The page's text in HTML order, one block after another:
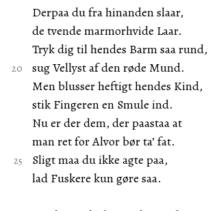
Derpaa du fra hinanden slaar,
de tvende marmorhvide Laar.
Tryk dig til hendes Barm saa rund,
sug Vellyst af den røde Mund.
Men blusser heftigt hendes Kind,
stik Fingeren en Smule ind.
Nu er der dem, der paastaa at
man ret for Alvor bør ta’ fat.
Sligt maa du ikke agte paa,
lad Fuskere kun gøre saa.